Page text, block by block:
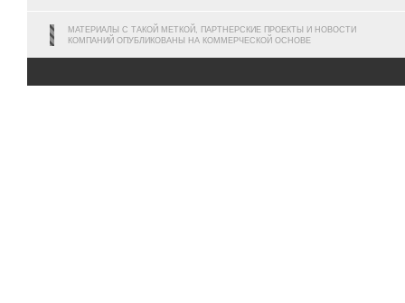
МАТЕРИАЛЫ С ТАКОЙ МЕТКОЙ, ПАРТНЕРСКИЕ ПРОЕКТЫ И НОВОСТИ
КОМПАНИЙ ОПУБЛИКОВАНЫ НА КОММЕРЧЕСКОЙ ОСНОВЕ